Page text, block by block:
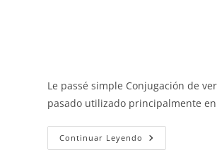
Le passé simple Conjugación de
pasado utilizado principalmente
Continuar Leyendo Le
Passé